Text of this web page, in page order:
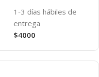
1-3 días hábiles de
entrega
$4000